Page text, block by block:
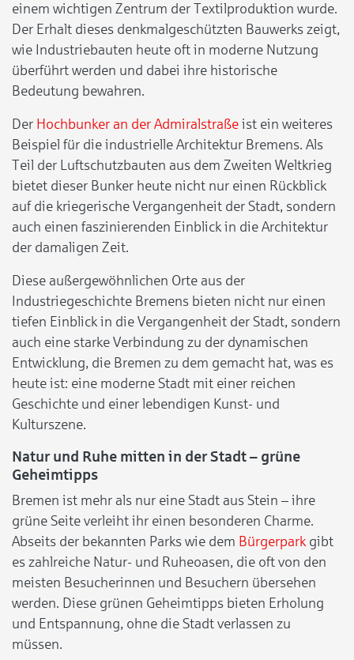
einem wichtigen Zentrum der Textilproduktion wurde.
Der Erhalt dieses denkmalgeschützten Bauwerks zeigt,
wie Industriebauten heute oft in moderne Nutzung
überführt werden und dabei ihre historische
Bedeutung bewahren.
Der Hochbunker an der Admiralstraße ist ein weiteres
Beispiel für die industrielle Architektur Bremens. Als
Teil der Luftschutzbauten aus dem Zweiten Weltkrieg
bietet dieser Bunker heute nicht nur einen Rückblick
auf die kriegerische Vergangenheit der Stadt, sondern
auch einen faszinierenden Einblick in die Architektur
der damaligen Zeit.
Diese außergewöhnlichen Orte aus der
Industriegeschichte Bremens bieten nicht nur einen
tiefen Einblick in die Vergangenheit der Stadt, sondern
auch eine starke Verbindung zu der dynamischen
Entwicklung, die Bremen zu dem gemacht hat, was es
heute ist: eine moderne Stadt mit einer reichen
Geschichte und einer lebendigen Kunst- und
Kulturszene.
Natur und Ruhe mitten in der Stadt – grüne
Geheimtipps
Bremen ist mehr als nur eine Stadt aus Stein – ihre
grüne Seite verleiht ihr einen besonderen Charme.
Abseits der bekannten Parks wie dem Bürgerparkgibt
es zahlreiche Natur- und Ruheoasen, die oft von den
meisten Besucherinnen und Besuchern übersehen
werden. Diese grünen Geheimtipps bieten Erholung
und Entspannung, ohne die Stadt verlassen zu
müssen.